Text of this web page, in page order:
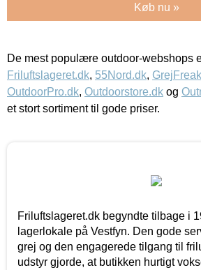
Køb nu »
De mest populære outdoor-webshops
Friluftslageret.dk, 55Nord.dk,
OutdoorPro.dk, Outdoorstore.dk og
et stort sortiment til gode priser.
Friluftslageret.dk begyndte tilbage i
lagerlokale på Vestfyn. Den gode
grej og den engagerede tilgang til
udstyr gjorde, at butikken hurtigt